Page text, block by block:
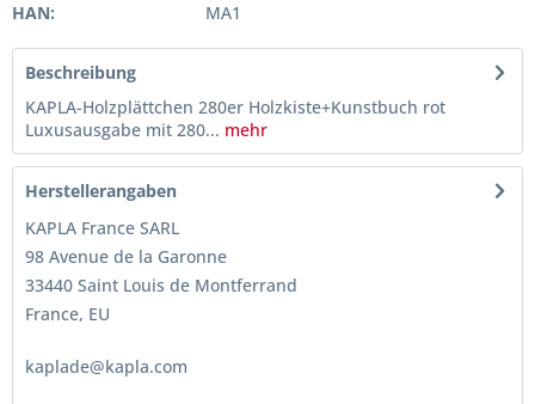
HAN:
MA1
Beschreibung
KAPLA-Holzplättchen 280er Holzkiste+Kunstbuch rot
Luxusausgabe mit 280... mehr
Herstellerangaben
KAPLA France SARL
98 Avenue de la Garonne
33440 Saint Louis de Montferrand
France, EU
kaplade@kapla.com